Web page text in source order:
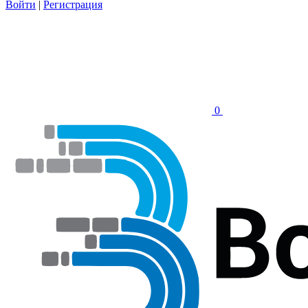
Войти | Регистрация
0